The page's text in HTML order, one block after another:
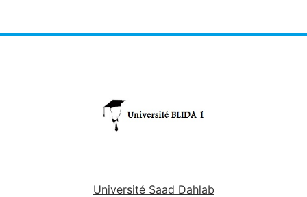
Université Saad Dahlab